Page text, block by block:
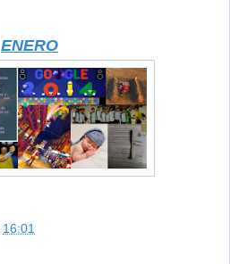
ENERO
16:01